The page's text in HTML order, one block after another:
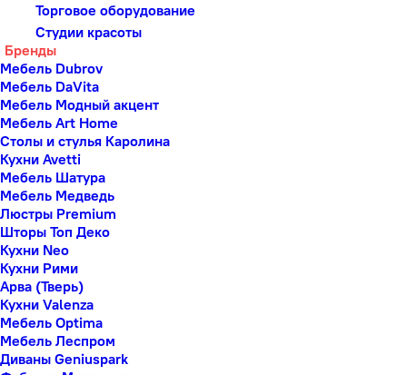
Торговое оборудование
Студии красоты
Бренды
Мебель Dubrov
Мебель DaVita
Мебель Модный акцент
Мебель Art Home
Столы и стулья Каролина
Кухни Avetti
Мебель Шатура
Мебель Медведь
Люстры Premium
Шторы Топ Деко
Кухни Neo
Кухни Рими
Арва (Тверь)
Кухни Valenza
Мебель Optima
Мебель Леспром
Диваны Geniuspark